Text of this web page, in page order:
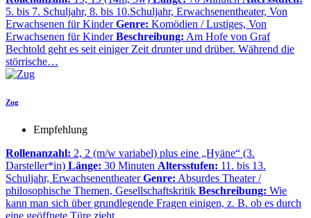
5. bis 7. Schuljahr, 8. bis 10.Schuljahr, Erwachsenentheater, Von
Erwachsenen für Kinder Genre: Komödien / Lustiges, Von
Erwachsenen für Kinder Beschreibung: Am Hofe von Graf
Bechtold geht es seit einiger Zeit drunter und drüber. Während die
störrische…
Zug
Empfehlung
Rollenanzahl: 2, 2 (m/w variabel) plus eine „Hyäne“ (3.
Darsteller*in) Länge: 30 Minuten Altersstufen: 11. bis 13.
Schuljahr, Erwachsenentheater Genre: Absurdes Theater /
philosophische Themen, Gesellschaftskritik Beschreibung: Wie
kann man sich über grundlegende Fragen einigen, z. B. ob es durch
eine geöffnete Türe zieht…